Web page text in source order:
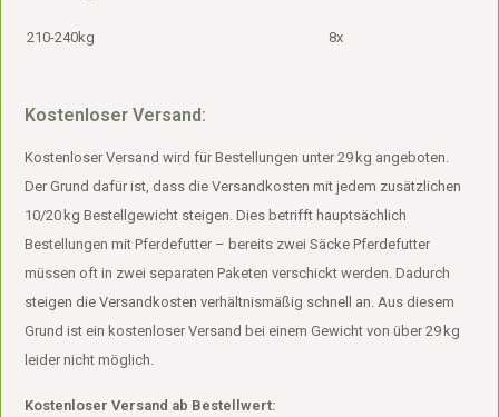
210-240kg 8x
Kostenloser Versand:
Kostenloser Versand wird für Bestellungen unter 29 kg angeboten.
Der Grund dafür ist, dass die Versandkosten mit jedem zusätzlichen
10/20 kg Bestellgewicht steigen. Dies betrifft hauptsächlich
Bestellungen mit Pferdefutter – bereits zwei Säcke Pferdefutter
müssen oft in zwei separaten Paketen verschickt werden. Dadurch
steigen die Versandkosten verhältnismäßig schnell an. Aus diesem
Grund ist ein kostenloser Versand bei einem Gewicht von über 29 kg
leider nicht möglich.
Kostenloser Versand ab Bestellwert: